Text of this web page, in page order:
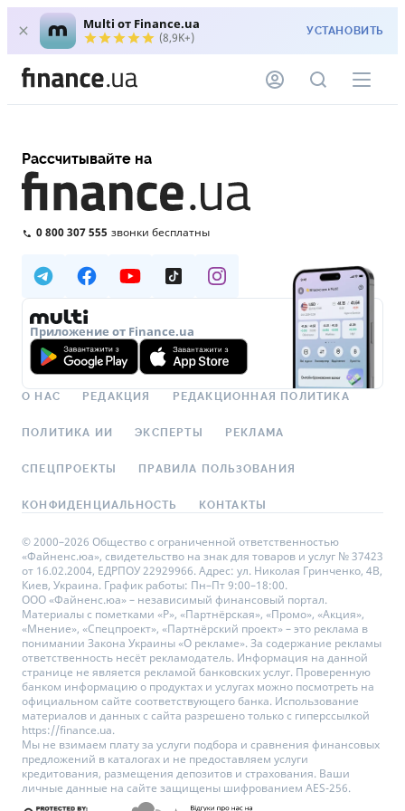
Multi от Finance.ua
(8,9K+) УСТАНОВИТЬ
Рассчитывайте на
0 800 307 555 звонки бесплатны
Приложение от Finance.ua
О НАС РЕДАКЦИЯ РЕДАКЦИОННАЯ ПОЛИТИКА
ПОЛИТИКА ИИ ЭКСПЕРТЫ РЕКЛАМА
СПЕЦПРОЕКТЫ ПРАВИЛА ПОЛЬЗОВАНИЯ
КОНФИДЕНЦИАЛЬНОСТЬ КОНТАКТЫ
© 2000–2026 Общество с ограниченной ответственностью
«Файненс.юа», свидетельство на знак для товаров и услуг № 37423
от 16.02.2004, ЕДРПОУ 22929966. Адрес: ул. Николая Гринченко, 4В,
Киев, Украина. График работы: Пн–Пт 9:00–18:00.
ООО «Файненс.юа» – независимый финансовый портал.
Материалы с пометками «Р», «Партнёрская», «Промо», «Акция»,
«Мнение», «Спецпроект», «Партнёрский проект» – это реклама в
понимании Закона Украины «О рекламе». За содержание рекламы
ответственность несёт рекламодатель. Информация на данной
странице не является рекламой банковских услуг. Проверенную
банком информацию о продуктах и услугах можно посмотреть на
официальном сайте соответствующего банка. Использование
материалов и данных с сайта разрешено только с гиперссылкой
https://finance.ua.
Мы не взимаем плату за услуги подбора и сравнения финансовых
предложений в каталогах и не предоставляем услуги
кредитования, размещения депозитов и страхования. Ваши
личные данные на сайте защищены шифрованием AES-256.